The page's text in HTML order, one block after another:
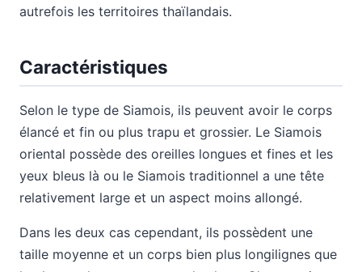
autrefois les territoires thaïlandais.
Caractéristiques
Selon le type de Siamois, ils peuvent avoir le corps
élancé et fin ou plus trapu et grossier. Le Siamois
oriental possède des oreilles longues et fines et les
yeux bleus là ou le Siamois traditionnel a une tête
relativement large et un aspect moins allongé.
Dans les deux cas cependant, ils possèdent une
taille moyenne et un corps bien plus longilignes que